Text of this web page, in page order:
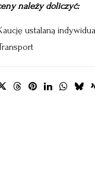
należy doliczyć:
ustalaną